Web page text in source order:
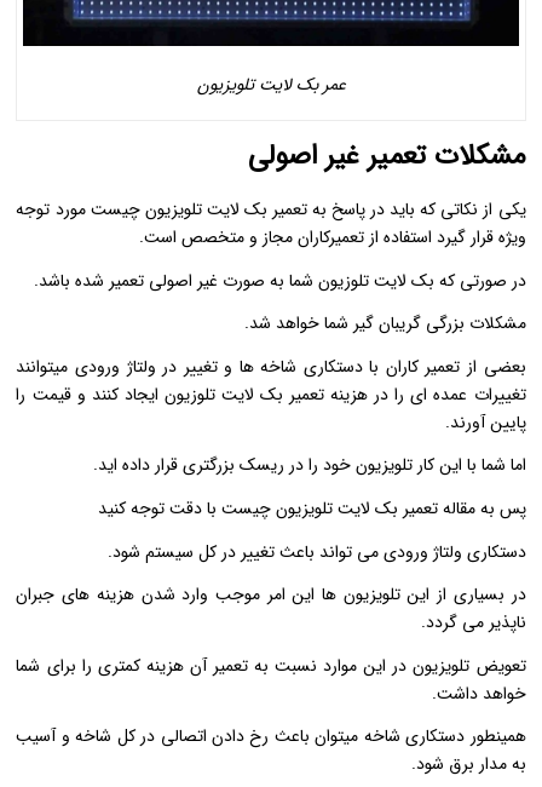
عمر بک لایت تلویزیون
مشکلات تعمیر غیر اصولی
یکی از نکاتی که باید در پاسخ به تعمیر بک لایت تلویزیون چیست مورد توجه
ویژه قرار گیرد استفاده از تعمیرکاران مجاز و متخصص است.
در صورتی که بک لایت تلوزیون شما به صورت غیر اصولی تعمیر شده باشد.
مشکلات بزرگی گریبان گیر شما خواهد شد.
بعضی از تعمیر کاران با دستکاری شاخه ها و تغییر در ولتاژ ورودی میتوانند
تغییرات عمده ای را در هزینه تعمیر بک لایت تلوزیون ایجاد کنند و قیمت را
پایین آورند.
اما شما با این کار تلویزیون خود را در ریسک بزرگتری قرار داده اید.
پس به مقاله تعمیر بک لایت تلویزیون چیست با دقت توجه کنید
دستکاری ولتاژ ورودی می تواند باعث تغییر در کل سیستم شود.
در بسیاری از این تلویزیون ها این امر موجب وارد شدن هزینه های جبران
ناپذیر می گردد.
تعویض تلویزیون در این موارد نسبت به تعمیر آن هزینه کمتری را برای شما
خواهد داشت.
همینطور دستکاری شاخه میتوان باعث رخ دادن اتصالی در کل شاخه و آسیب
به مدار برق شود.